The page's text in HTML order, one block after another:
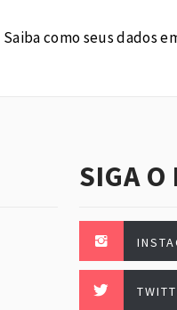
Saiba como seus dados
SIGA O